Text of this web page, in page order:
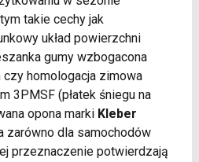
takie cechy jak
układ powierzchni
gumy wzbogacona
czy homologacja zimowa
3PMSF (płatek śniegu na
opona marki Kleber
zarówno dla samochodów
przeznaczenie potwierdzają